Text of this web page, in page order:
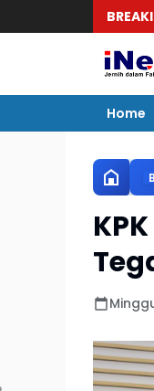
Tiang Reklame,
Home